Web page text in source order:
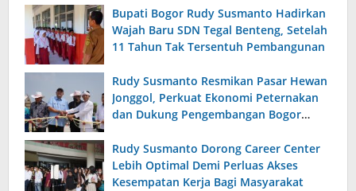
Bupati Bogor Rudy Susmanto Hadirkan
Wajah Baru SDN Tegal Benteng, Setelah
11 Tahun Tak Tersentuh Pembangunan
Rudy Susmanto Resmikan Pasar Hewan
Jonggol, Perkuat Ekonomi Peternakan
dan Dukung Pengembangan Bogor
Rudy Susmanto Dorong Career Center
Lebih Optimal Demi Perluas Akses
Kesempatan Kerja Bagi Masyarakat